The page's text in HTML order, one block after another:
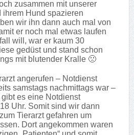
zusammen mit unserer
ihrem Hund spazieren
wir ihn dann auch mal von
er noch mal etwas laufen
will, war er kaum 30
gedüst und stand schon
mit blutender Kralle 🙁
angerufen – Notdienst
samstags nachmittags war –
es eine Notdienst
Uhr. Somit sind wir dann
Tierarzt gefahren um
Dort angekommen waren